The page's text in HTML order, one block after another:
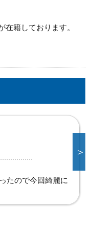
在籍しております。
ぐ作業してもらえ
＞